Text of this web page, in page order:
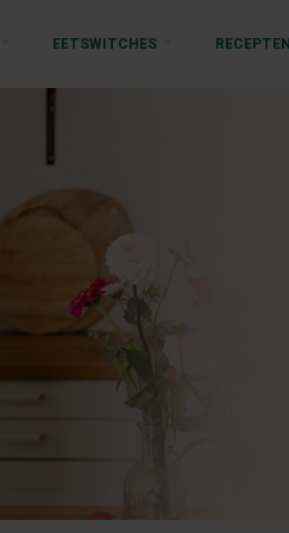
EETSWITCHES RECEPTEN